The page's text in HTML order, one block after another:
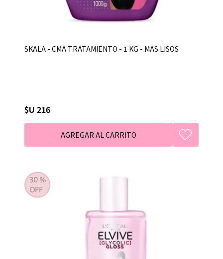
SKALA - CMA TRATAMIENTO - 1 KG - MAS LISOS
$U 216